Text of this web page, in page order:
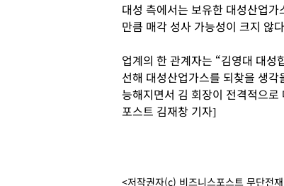
대성 측에서는 보유한 대성산업
만큼 매각 성사 가능성이 크지 않
업계의 한 관계자는 “김영대 대
선해 대성산업가스를 되찾을 생
능해지면서 김 회장이 전격적으
포스트 김재창 기자]
<저작권자(c) 비즈니스포스트 무단전